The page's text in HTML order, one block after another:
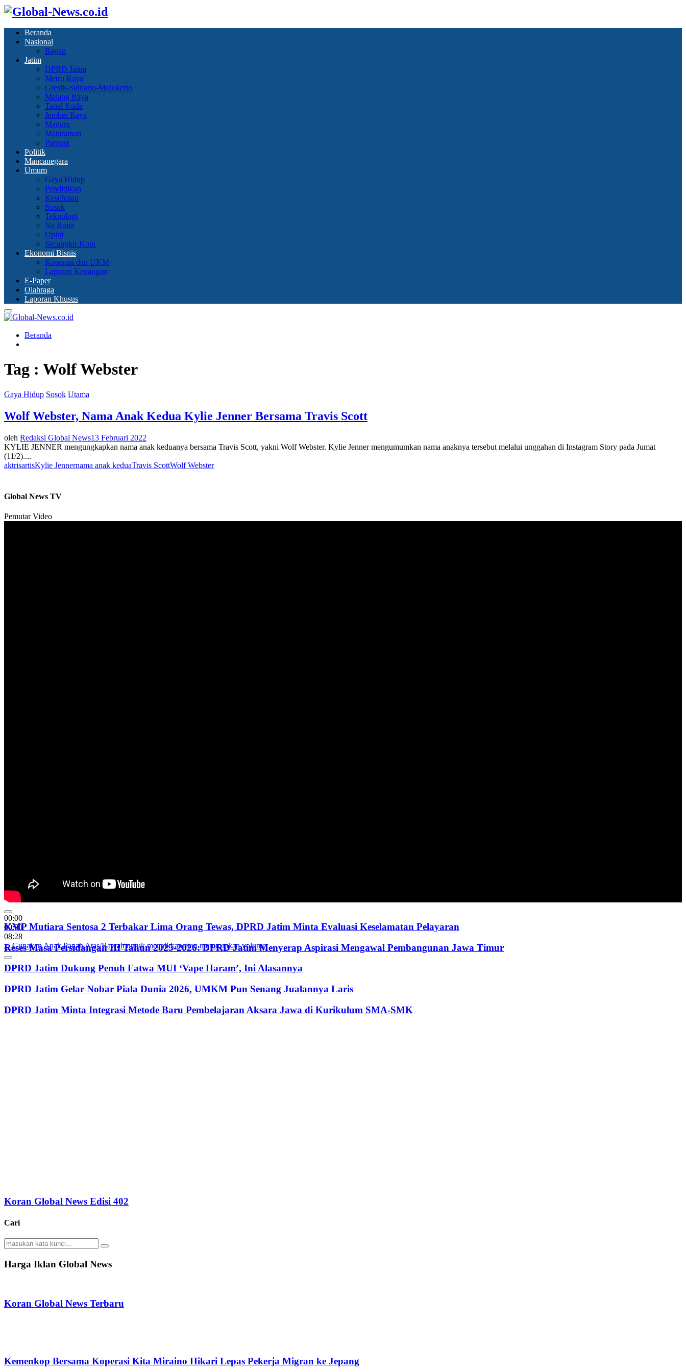
Beranda
Nasional
Ragan
Jatim
DPRD Jatim
Metro Raya
Gresik-Sidoarjo-Mojokerto
Malang Raya
Tapal Kuda
Jember Raya
Madura
Mataraman
Pantura
Politik
Mancanegara
Umum
Gaya Hidup
Pendidikan
Kesehatan
Sosok
Teknologi
Na Rona
Opini
Secangkir Kopi
Ekonomi Bisnis
Koperasi dan UKM
Laporan Keuangan
E-Paper
Olahraga
Laporan Khusus
Primary
Menu
Beranda
Tag : Wolf Webster
Gaya Hidup Sosok Utama
Wolf Webster, Nama Anak Kedua Kylie Jenner Bersama Travis Scott
oleh Redaksi Global News13 Februari 2022
KYLIE JENNER mengungkapkan nama anak keduanya bersama Travis Scott, yakni Wolf Webster. Kylie Jenner mengumumkan nama anaknya tersebut melalui unggahan di Instagram Story pada Jumat
(11/2)....
aktrisartisKylie Jennernama anak keduaTravis ScottWolf Webster
Global News TV
Pemutar Video
00:00
00:00
08:28
Gunakan Anak Panah Atas/Bawah untuk menaikkan atau menurunkan volume.
KMP Mutiara Sentosa 2 Terbakar Lima Orang Tewas, DPRD Jatim Minta Evaluasi Keselamatan Pelayaran
Reses Masa Persidangan III Tahun 2025-2026: DPRD Jatim Menyerap Aspirasi Mengawal Pembangunan Jawa Timur
DPRD Jatim Dukung Penuh Fatwa MUI ‘Vape Haram’, Ini Alasannya
DPRD Jatim Gelar Nobar Piala Dunia 2026, UMKM Pun Senang Jualannya Laris
DPRD Jatim Minta Integrasi Metode Baru Pembelajaran Aksara Jawa di Kurikulum SMA-SMK
Koran Global News Edisi 402
Cari
Search
for:
Search
Harga Iklan Global News
Koran Global News Terbaru
Kemenkop Bersama Koperasi Kita Miraino Hikari Lepas Pekerja Migran ke Jepang